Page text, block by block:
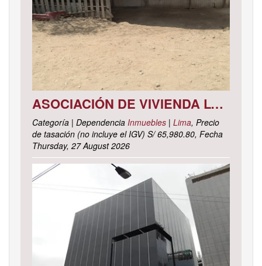
ASOCIACIÓN DE VIVIENDA LOS CACTUS MZ. C LOTE 9, DISTRITO DE PACHACAMAC, PROVINCIA Y DEPARTAMENTO DE LIMA
Categoría | Dependencia Inmuebles | Lima, Precio
de tasación (no incluye el IGV) S/ 65,980.80, Fecha
Thursday, 27 August 2026